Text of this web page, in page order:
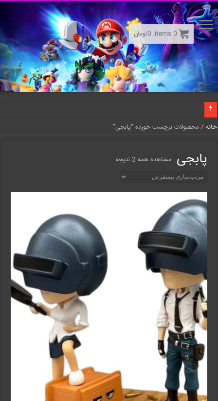
خانه / محصولات برچسب خورده “پابجی”
پابجی مشاهده همه 2 نتیجه
0
items:
0تومان